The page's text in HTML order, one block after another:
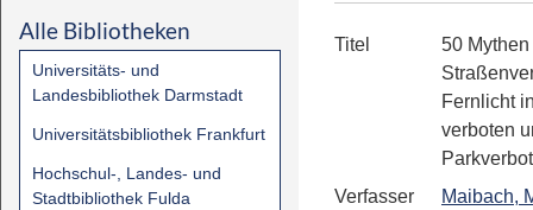
Alle Bibliotheken
Universitäts- und
Landesbibliothek Darmstadt
Universitätsbibliothek Frankfurt
Hochschul-, Landes- und
Stadtbibliothek Fulda
Titel
50 Mythen
Fernlicht
verboten
Verfasser
Maibach,